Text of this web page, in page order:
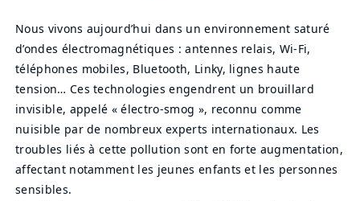
Nous vivons aujourd’hui dans un environnement saturé
d’ondes électromagnétiques : antennes relais, Wi-Fi,
téléphones mobiles, Bluetooth, Linky, lignes haute
tension… Ces technologies engendrent un brouillard
invisible, appelé « électro-smog », reconnu comme
nuisible par de nombreux experts internationaux. Les
troubles liés à cette pollution sont en forte augmentation,
affectant notamment les jeunes enfants et les personnes
sensibles.